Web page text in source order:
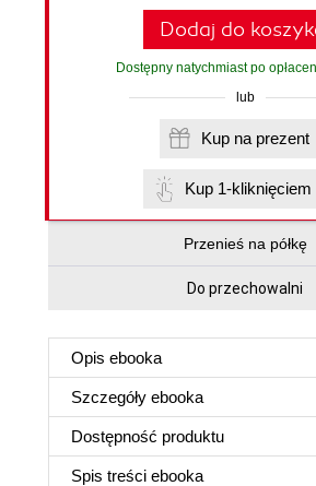
Dodaj do
Dostępny natychmiast po
lub
Kup na prezent
Kup 1-kliknięciem
Przenieś na półkę
Do przechowalni
Opis ebooka
Szczegóły ebooka
Dostępność produktu
Spis treści ebooka